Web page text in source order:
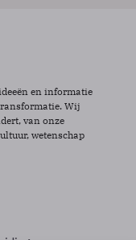
en informatie
Wij
van onze
wetenschap